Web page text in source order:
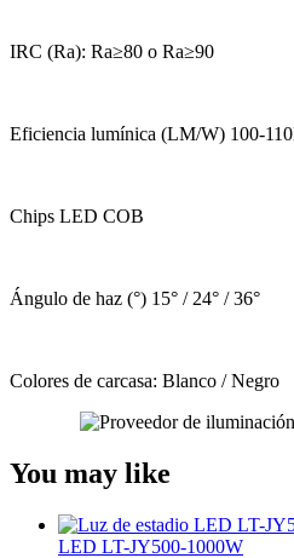
IRC (Ra): Ra≥80 o Ra≥90
Eficiencia lumínica (LM/W) 100-
Chips LED COB
Ángulo de haz (°) 15° / 24° / 36°
Colores de carcasa: Blanco / Negro
You may like
LED LT-JY500-1000W